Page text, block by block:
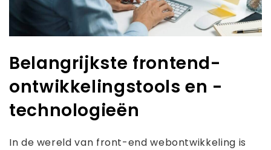
Belangrijkste frontend-
ontwikkelingstools en -
technologieën
In de wereld van front-end webontwikkeling is